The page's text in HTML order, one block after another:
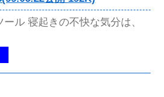
ル 寝起きの不快な気分は、